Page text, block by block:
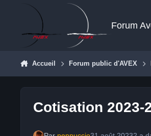
Aller au contenu
Forum
Accueil Forum public d'AVEX
Cotisation 2023-